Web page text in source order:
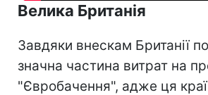
Велика Британія
Завдяки внескам Британії
значна частина витрат на
"Євробачення", адже ця